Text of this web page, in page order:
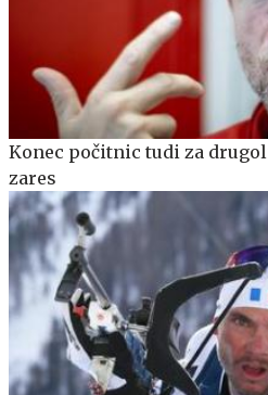
Konec počitnic tudi za
zares